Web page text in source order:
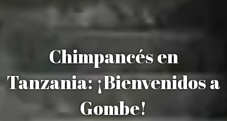
Chimpancés en
Tanzania: ¡Bienvenidos a
Gombe!